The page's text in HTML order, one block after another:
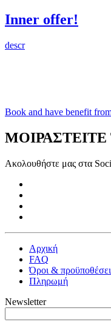
Inner offer!
descr
Book and have benefit
Ακολουθήστε μας στα
Αρχική
FAQ
Όροι &
Πληρωμή
Newsletter